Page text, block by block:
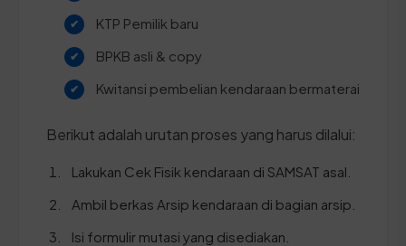
KTP Pemilik baru
BPKB asli & copy
Kwitansi pembelian kendaraan bermaterai
Berikut adalah urutan proses yang harus dilalui:
Lakukan Cek Fisik kendaraan di SAMSAT asal.
Ambil berkas Arsip kendaraan di bagian arsip.
Isi formulir mutasi yang disediakan.